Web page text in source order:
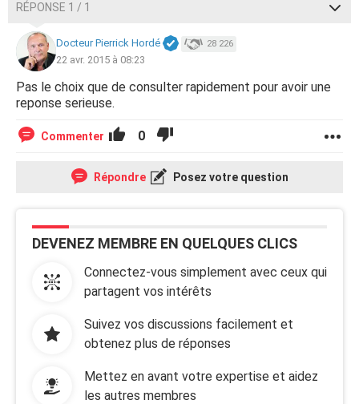
RÉPONSE 1 / 1
Docteur Pierrick Hordé 28 226
22 avr. 2015 à 08:23
Pas le choix que de consulter rapidement pour avoir une
reponse serieuse.
Commenter 0
Répondre Posez votre question
DEVENEZ MEMBRE EN QUELQUES CLICS
Connectez-vous simplement avec ceux qui
partagent vos intérêts
Suivez vos discussions facilement et
obtenez plus de réponses
Mettez en avant votre expertise et aidez
les autres membres